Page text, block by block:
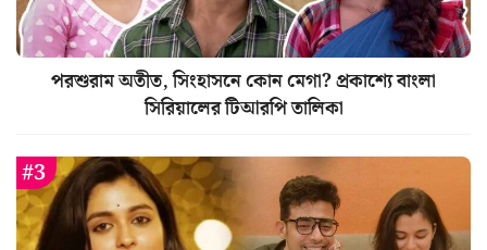
পরশুরাম অতীত, সিংহাসনে কোন মেগা? প্রকাশ্যে বাংলা
সিরিয়ালের টিআরপি তালিকা